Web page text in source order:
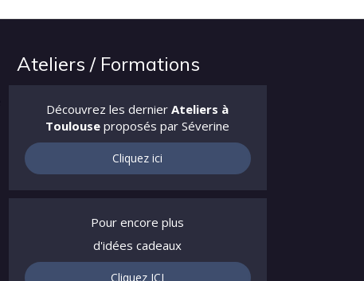
Ateliers / Formations
Découvrez les dernierAteliers à
Toulouse proposés par Séverine
Cliquez ici
Pour encore plus
d'idées cadeaux
Cliquez ICI